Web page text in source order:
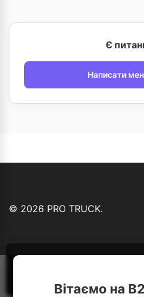
Є
Написати
© 2026 PRO TRUCK.
Вітаємо на